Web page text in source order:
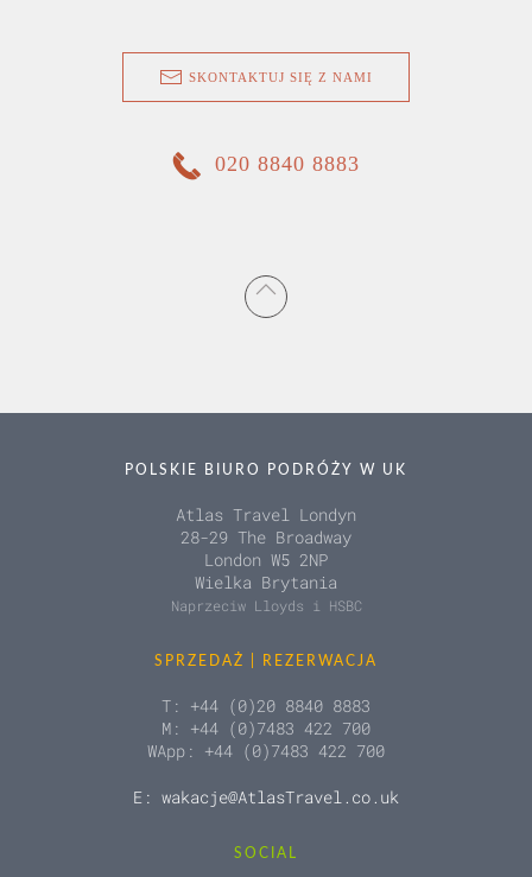
SKONTAKTUJ SIĘ Z NAMI
020 8840 8883
POLSKIE BIURO PODRÓŻY W UK
Atlas Travel Londyn
28-29 The Broadway
London W5 2NP
Wielka Brytania
Naprzeciw Lloyds i HSBC
SPRZEDAŻ | REZERWACJA
T: +44 (0)20 8840 8883
M: +44 (0)7483 422 700
WApp: +44 (0)7483 422 700
E: wakacje@AtlasTravel.co.uk
SOCIAL